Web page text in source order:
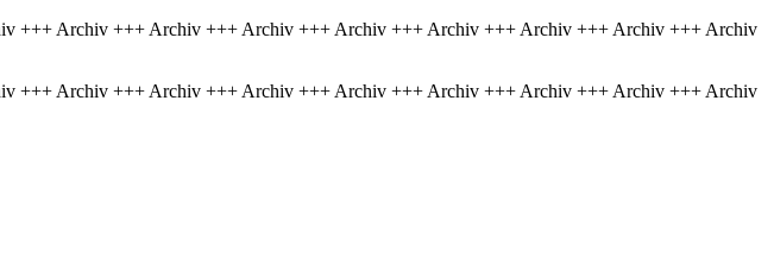
Archiv +++ Archiv +++ Archiv +++ Archiv +++ Archiv +++ Archiv +++ Archiv +++ Archiv
Archiv +++ Archiv +++ Archiv +++ Archiv +++ Archiv +++ Archiv +++ Archiv +++ Archiv